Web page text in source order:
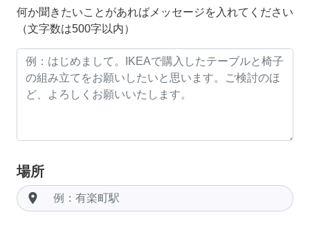
何か聞きたいことがあればメッセージを入れてください
（文字数は500字以内）
場所
room